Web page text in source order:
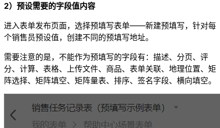
2）预设需要的字段值内容
进入表单发布页面，选择预填写表单——新建预填写，针对每
个销售员预设值，创建不同的预填写地址。
需要注意的是，不能作为预填写的字段有：描述、分页、评
分、计算、表格、上传文件、商品、表单关联、地理位置、矩
阵选择、矩阵填空、矩阵量表、排序、签名字段、横向填空。